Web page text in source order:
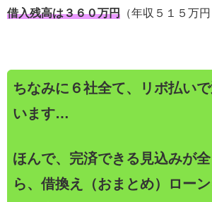
借入残高は３６０万円 （年収５１５万円
ちなみに６社全て、リボ払い
います…
ほんで、完済できる見込みが
ら、借換え（おまとめ）ロー